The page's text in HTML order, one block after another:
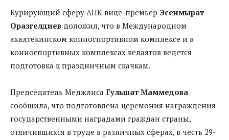
Курирующий сферу АПК вице-премьер Эсенмырат
Оразгелдиев доложил, что в Международном
ахалтекинском конноспортивном комплексе и в
конноспортивных комплексах велаятов ведется
подготовка к праздничным скачкам.
Председатель Меджлиса Гульшат Маммедова
сообщила, что подготовлена церемония награждения
государственными наградами граждан страны,
отличившихся в труде в различных сферах, в честь 29-